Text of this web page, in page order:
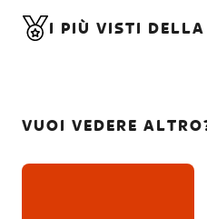
I PIÙ VISTI
VUOI VEDERE